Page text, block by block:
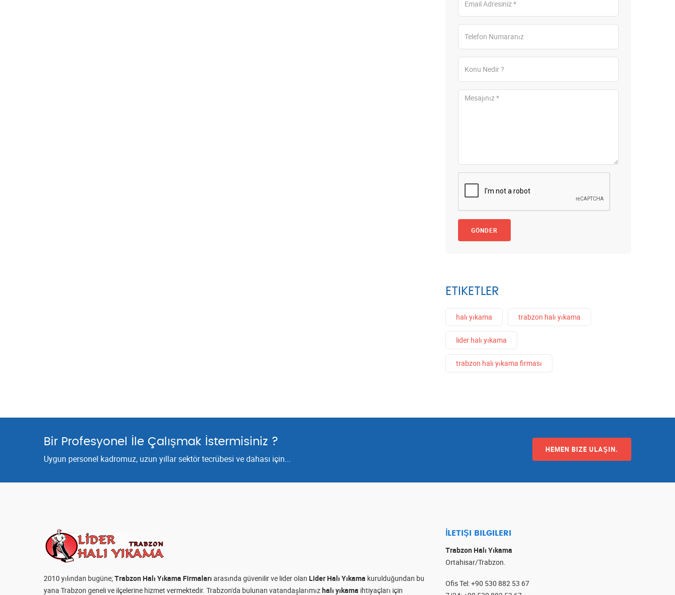
GÖNDER
ETIKETLER
halı yıkama trabzon halı yıkama
lider halı yıkama
trabzon halı yıkama firması
Bir Profesyonel İle Çalışmak İstermisiniz ?
Uygun personel kadromuz, uzun yıllar sektör tecrübesi ve dahası için...
HEMEN BIZE ULAŞIN.
2010 yılından bugüne;Trabzon Halı Yıkama Firmaları arasında güvenilir ve lider olan Lider Halı Yıkama kurulduğundan bu
yana Trabzon geneli ve ilçelerine hizmet vermektedir. Trabzon'da bulunan vatandaşlarımızhalı yıkama ihtiyaçları için
İLETIŞI BILGILERI
Trabzon Halı Yıkama
Ortahisar/Trabzon.
Ofis Tel:+90 530 882 53 67